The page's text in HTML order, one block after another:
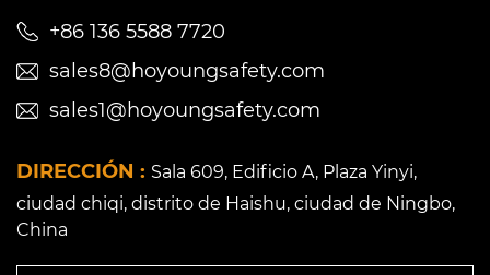
+86 136 5588 7720
sales8@hoyoungsafety.com
sales1@hoyoungsafety.com
DIRECCIÓN : Sala 609, Edificio A, Plaza Yinyi,
ciudad chiqi, distrito de Haishu, ciudad de Ningbo,
China